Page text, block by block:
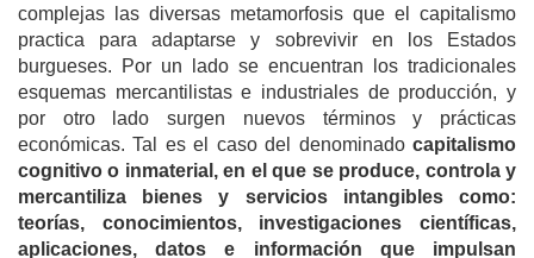
complejas las diversas metamorfosis que el capitalismo
practica para adaptarse y sobrevivir en los Estados
burgueses. Por un
lado se encuentran los tradicionales
esquemas mercantilistas e industriales de producción, y
por otro lado surgen nuevos términos y prácticas
económicas. Tal es el caso del denominado capitalismo
cognitivo o inmaterial, en el que se produce, controla y
mercantiliza bienes y servicios intangibles como:
teorías, conocimientos, investigaciones científicas,
aplicaciones, datos e información que impulsan